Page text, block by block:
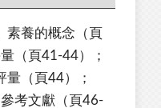
素養的概念（頁
（頁41-44）；
量（頁44）；
考文獻（頁46-